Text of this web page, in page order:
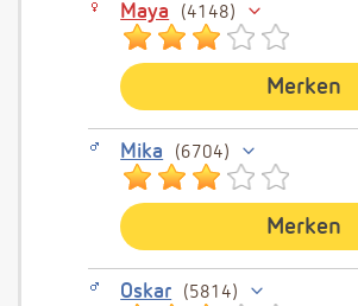
Maya 4148
Merken
Mika 6704
Merken
Oskar 5814